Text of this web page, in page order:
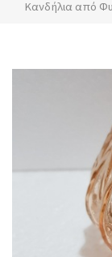
Κανδήλια από